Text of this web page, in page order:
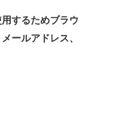
するためブラウ
ールアドレス、